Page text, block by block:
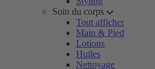
Soin du corps
Tout afficher
Main & Pied
Lotions
Huiles
Nettoyage